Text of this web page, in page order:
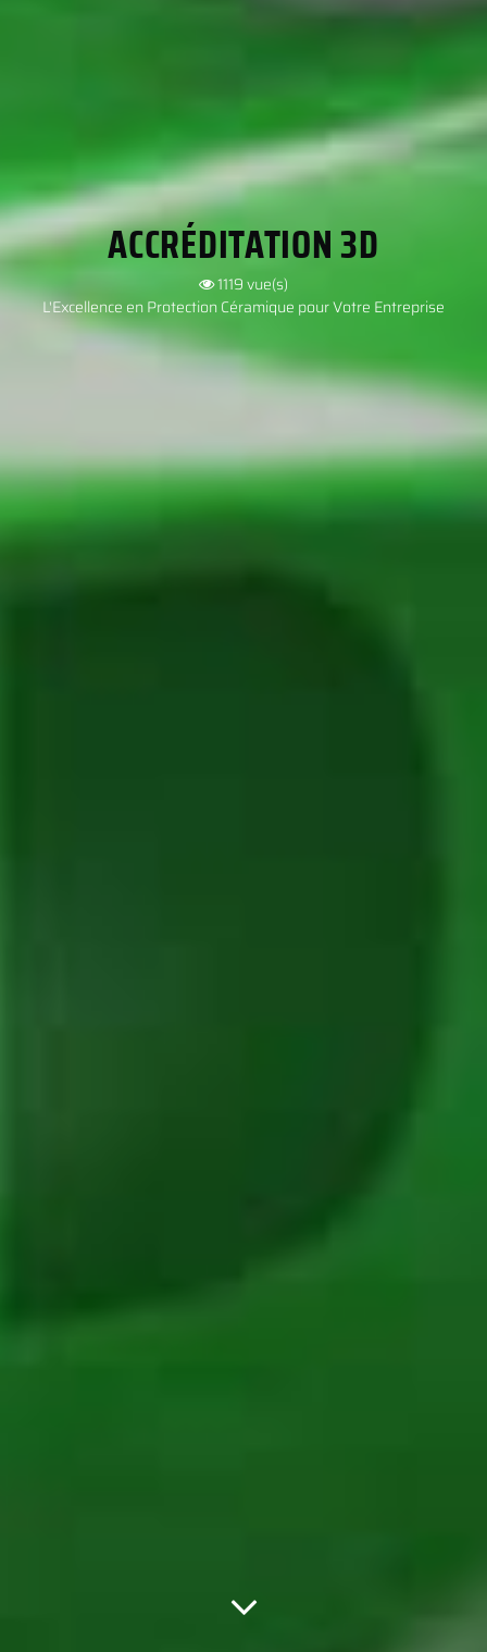
ACCRÉDITATION 3D
1119vue(s)
L'Excellence en Protection Céramique pour Votre Entreprise